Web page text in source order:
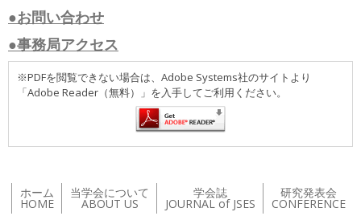
●お問い合わせ
●事務局アクセス
※PDFを閲覧できない場合は、Adobe Systems社のサイトより
「Adobe Reader（無料）」を入手してご利用ください。
ホーム
HOME
当学会について
ABOUT US
学会誌
JOURNAL of JSES
研究発表会
CONFERENCE